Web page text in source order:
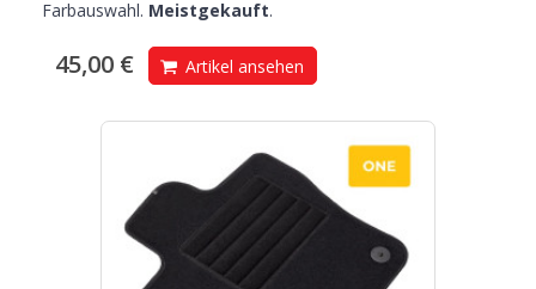
Farbauswahl. Meistgekauft.
45,00 € Artikel ansehen